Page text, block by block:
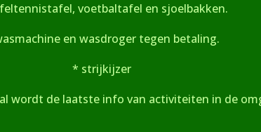
voetbaltafel en sjoelbakken.
en wasdroger tegen betaling.
* strijkijzer
wordt de laatste info van activiteiten in de